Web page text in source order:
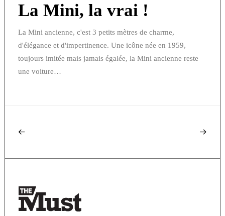
La Mini, la vrai !
La Mini ancienne, c'est 3 petits mètres de charme,
d'élégance et d'impertinence. Une icône née en 1959,
toujours imitée mais jamais égalée, la Mini ancienne reste
une voiture…